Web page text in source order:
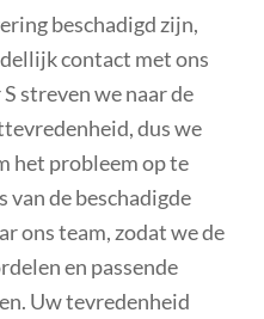
beschadigd zijn,
contact met ons
streven we naar de
dus we
het probleem op te
van de beschadigde
ons team, zodat we de
en passende
Uw tevredenheid